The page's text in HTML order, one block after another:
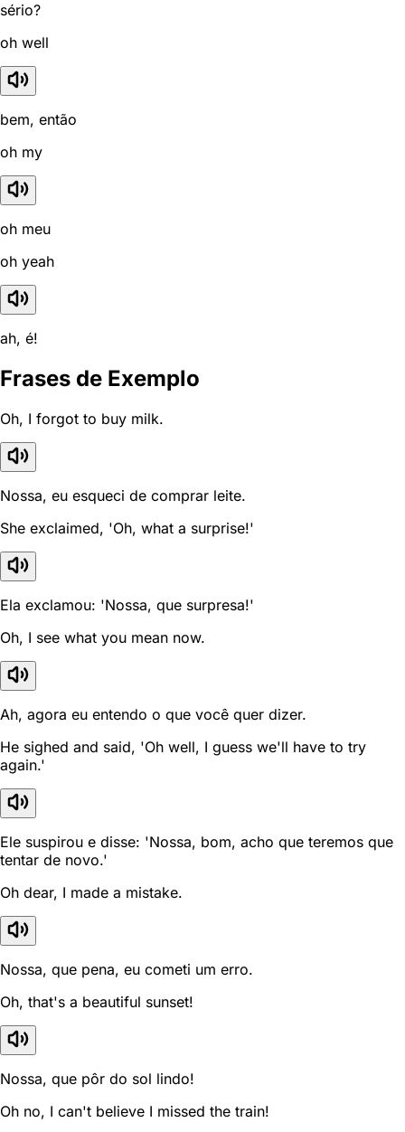
sério?
oh well
bem, então
oh my
oh meu
oh yeah
ah, é!
Frases de Exemplo
Oh, I forgot to buy milk.
Nossa, eu esqueci de comprar leite.
She exclaimed, 'Oh, what a surprise!'
Ela exclamou: 'Nossa, que surpresa!'
Oh, I see what you mean now.
Ah, agora eu entendo o que você quer dizer.
He sighed and said, 'Oh well, I guess we'll have to try
again.'
Ele suspirou e disse: 'Nossa, bom, acho que teremos que
tentar de novo.'
Oh dear, I made a mistake.
Nossa, que pena, eu cometi um erro.
Oh, that's a beautiful sunset!
Nossa, que pôr do sol lindo!
Oh no, I can't believe I missed the train!